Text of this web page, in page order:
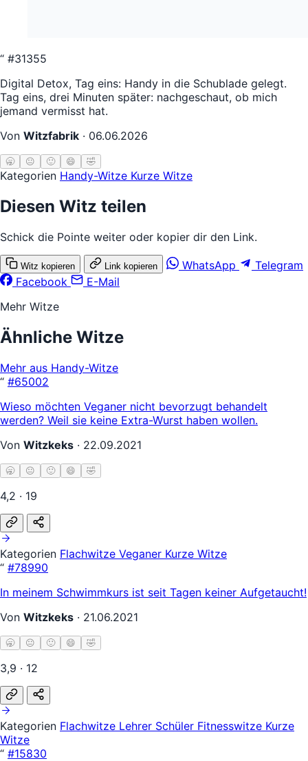
“ #31355
Digital Detox, Tag eins: Handy in die Schublade gelegt.
Tag eins, drei Minuten später: nachgeschaut, ob mich
jemand vermisst hat.
Von Witzfabrik · 06.06.2026
🥱 😐 🙂 😄 🤣
Kategorien Handy-Witze Kurze Witze
Diesen Witz teilen
Schick die Pointe weiter oder kopier dir den Link.
Witz kopieren Link kopieren WhatsApp
Telegram
Facebook
E-Mail
Mehr Witze
Ähnliche Witze
Mehr aus Handy-Witze
“ #65002
Wieso möchten Veganer nicht bevorzugt behandelt
werden? Weil sie keine Extra-Wurst haben wollen.
Von Witzkeks · 22.09.2021
🥱 😐 🙂 😄 🤣
4,2 · 19
Kategorien Flachwitze Veganer Kurze Witze
“ #78990
In meinem Schwimmkurs ist seit Tagen keiner Aufgetaucht!
Von Witzkeks · 21.06.2021
🥱 😐 🙂 😄 🤣
3,9 · 12
Kategorien Flachwitze Lehrer Schüler Fitnesswitze Kurze
Witze
“ #15830